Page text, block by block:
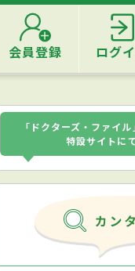
会員登録 ログ
「ドクターズ・ファイ
特設サイトに